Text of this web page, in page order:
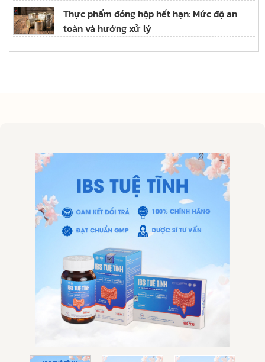
Thực phẩm đóng hộp hết hạn: Mức độ an
toàn và hướng xử lý